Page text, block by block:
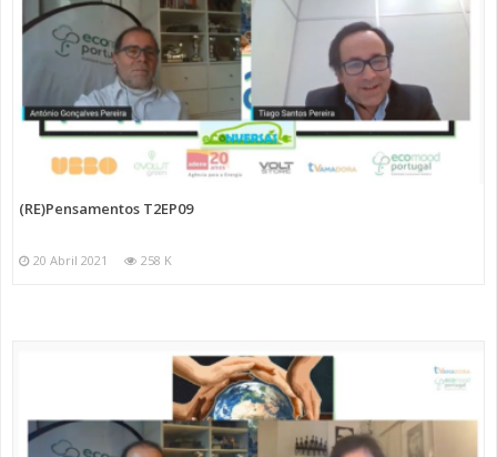
(RE)Pensamentos T2EP09
20 Abril 2021 258 K